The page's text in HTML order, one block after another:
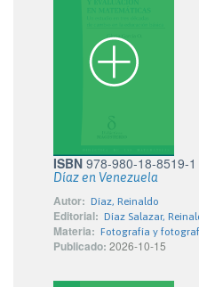
ISBN 978-980-18-8519-1
Díaz en Venezuela
Autor: Díaz, Reinaldo
Editorial: Díaz Salazar,
Materia: Fotografía y
Publicado: 2026-10-15